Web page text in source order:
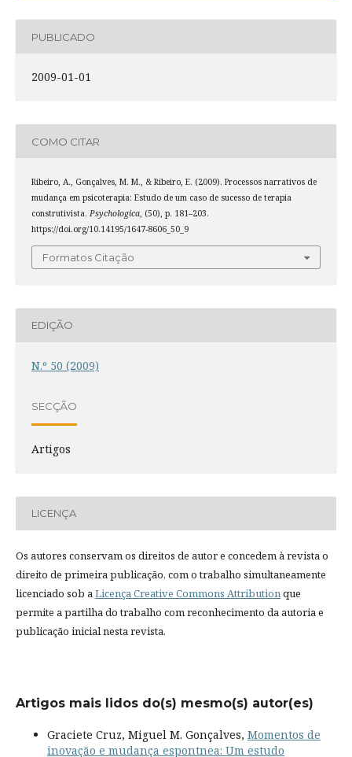
PUBLICADO
2009-01-01
COMO CITAR
Ribeiro, A., Gonçalves, M. M., & Ribeiro, E. (2009). Processos narrativos de
mudança em psicoterapia: Estudo de um caso de sucesso de terapia
construtivista. Psychologica, (50), p. 181–203.
https://doi.org/10.14195/1647-8606_50_9
Formatos Citação
EDIÇÃO
N.º 50 (2009)
SECÇÃO
Artigos
LICENÇA
Os autores conservam os direitos de autor e concedem à revista o
direito de primeira publicação, com o trabalho simultaneamente
licenciado sob aLicença Creative Commons Attributionque
permite a partilha do trabalho com reconhecimento da autoria e
publicação inicial nesta revista.
Artigos mais lidos do(s) mesmo(s) autor(es)
Graciete Cruz, Miguel M. Gonçalves, Momentos de
inovação e mudança espontnea: Um estudo